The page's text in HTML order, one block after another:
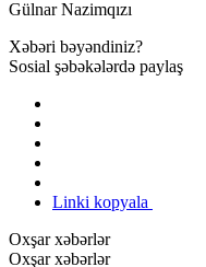
Gülnar Nazimqızı
Xəbəri bəyəndiniz?
Sosial şəbəkələrdə paylaş
Linki kopyala
Oxşar xəbərlər
Oxşar xəbərlər